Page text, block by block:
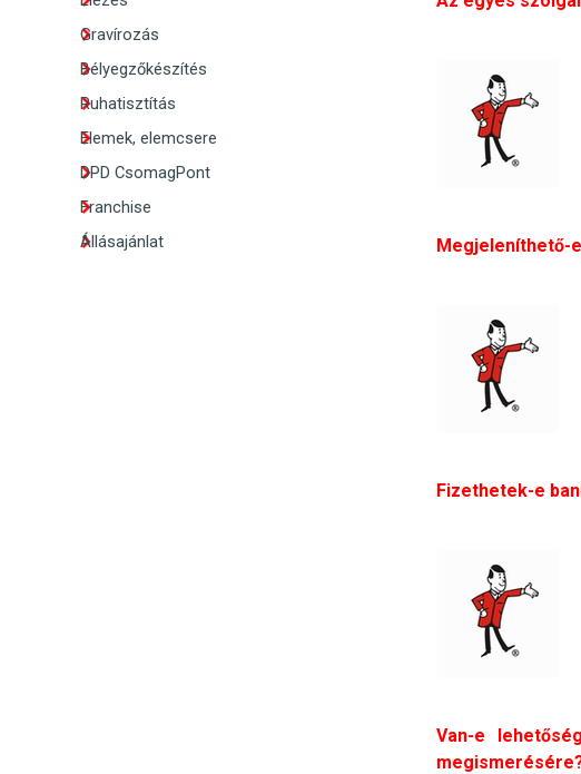
Gravírozás
Bélyegzőkészítés
Ruhatisztítás
Elemek, elemcsere
DPD CsomagPont
Franchise
Állásajánlat
Megjeleníthető-
Fizethetek-e
Van-e